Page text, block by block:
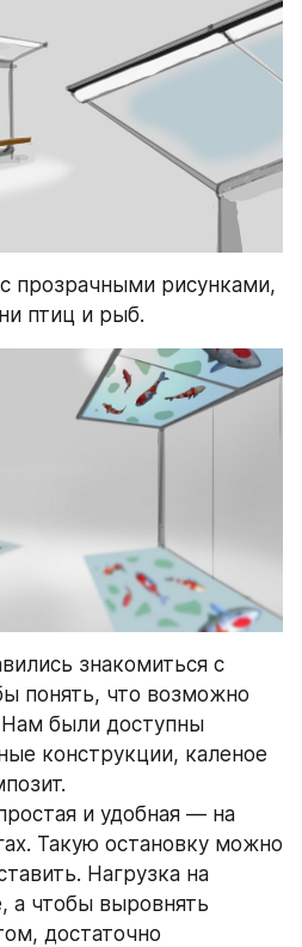
прозрачными рисунками,
птиц и рыб.
знакомиться с
понять, что возможно
были доступны
конструкции, каленое
и удобная — на
Такую остановку можно
Нагрузка на
а чтобы выровнять
достаточно